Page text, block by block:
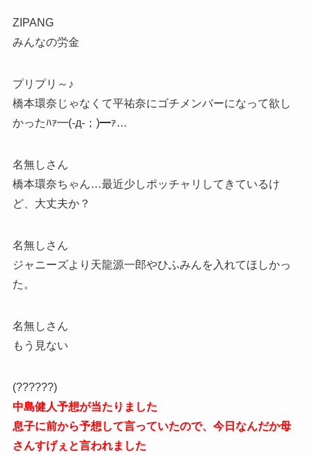
ZIPANG
みんなの労金
プリプリ～♪
橋本環奈じゃなくて平祐奈にゴチメンバーになって欲し
かったﾊｧ━(-д-；)━ｧ…
名無しさん
橋本環奈ちゃん…最近少しポッチャリしてきているけ
ど、大丈夫か？
名無しさん
ジャニーズより天龍源一郎やひふみんを入れてほしかっ
た。
名無しさん
もう見ない
(??????)
中島健人予想が当たりました
息子に前から予想して言っていたので、今日なんだか母
さんすげぇと言われました